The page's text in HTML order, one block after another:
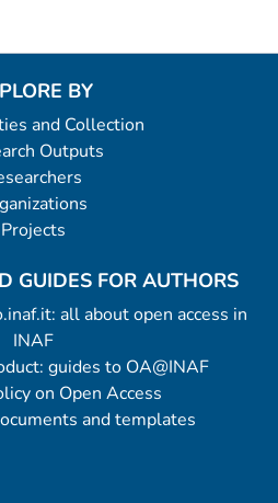
BY
and Collection
Outputs
Projects
GUIDES FOR AUTHORS
all about open access in
INAF
guides to OA@INAF
on Open Access
and templates